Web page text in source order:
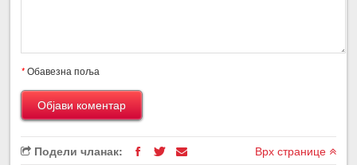
*Обавезна поља
Подели чланак: Врх странице